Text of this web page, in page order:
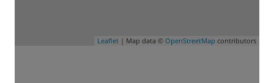
Leaflet | Map data © OpenStreetMap contributors